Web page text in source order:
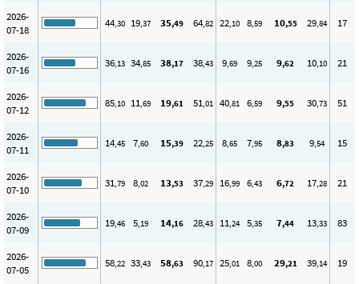
2026-
07-18
44,30 19,37 35,49 64,82 22,10 8,59 10,55 29,84 17
2026-
07-16
36,13 34,85 38,17 38,43 9,69 9,25 9,62 10,10 21
2026-
07-12
85,10 11,69 19,61 51,01 40,81 6,59 9,55 30,73 51
2026-
07-11
14,45 7,60 15,39 22,25 8,65 7,95 8,83 9,54 15
2026-
07-10
31,79 8,02 13,53 37,29 16,99 6,43 6,72 17,28 21
2026-
07-09
19,46 5,19 14,16 28,43 11,24 5,35 7,44 13,33 83
2026-
07-05
58,22 33,43 58,63 90,17 25,01 8,00 29,21 39,14 19